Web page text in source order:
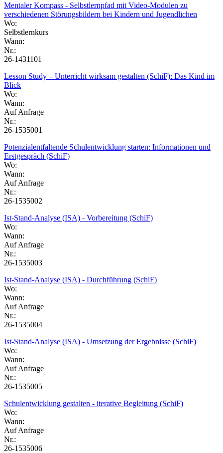
Mentaler Kompass - Selbstlernpfad mit Video-Modulen zu
verschiedenen Störungsbildern bei Kindern und Jugendlichen
Wo:
Selbstlernkurs
Wann:
Nr.:
26-1431101
Lesson Study – Unterricht wirksam gestalten (SchiF): Das Kind im
Blick
Wo:
Wann:
Auf Anfrage
Nr.:
26-1535001
Potenzialentfaltende Schulentwicklung starten: Informationen und
Erstgespräch (SchiF)
Wo:
Wann:
Auf Anfrage
Nr.:
26-1535002
Ist-Stand-Analyse (ISA) - Vorbereitung (SchiF)
Wo:
Wann:
Auf Anfrage
Nr.:
26-1535003
Ist-Stand-Analyse (ISA) - Durchführung (SchiF)
Wo:
Wann:
Auf Anfrage
Nr.:
26-1535004
Ist-Stand-Analyse (ISA) - Umsetzung der Ergebnisse (SchiF)
Wo:
Wann:
Auf Anfrage
Nr.:
26-1535005
Schulentwicklung gestalten - iterative Begleitung (SchiF)
Wo:
Wann:
Auf Anfrage
Nr.:
26-1535006